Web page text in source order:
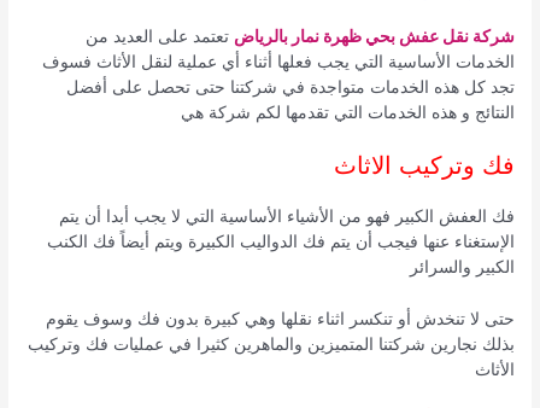
شركة نقل عفش بحي ظهرة نمار بالرياض تعتمد على العديد من
الخدمات الأساسية التي يجب فعلها أثناء أي عملية لنقل الأثاث فسوف
تجد كل هذه الخدمات متواجدة في شركتنا حتى تحصل على أفضل
النتائج و هذه الخدمات التي تقدمها لكم شركة هي
فك وتركيب الاثاث
فك العفش الكبير فهو من الأشياء الأساسية التي لا يجب أبدا أن يتم
الإستغناء عنها فيجب أن يتم فك الدواليب الكبيرة ويتم أيضاً فك الكنب
الكبير والسرائر
حتى لا تنخدش أو تنكسر اثناء نقلها وهي كبيرة بدون فك وسوف يقوم
بذلك نجارين شركتنا المتميزين والماهرين كثيرا في عمليات فك وتركيب
الأثاث